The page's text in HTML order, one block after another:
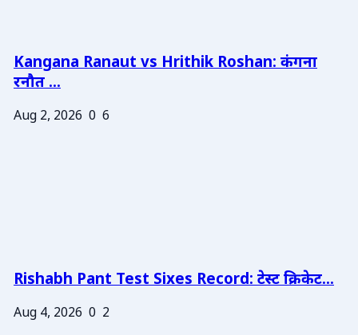
Kangana Ranaut vs Hrithik Roshan: कंगना
रनौत ...
Aug 2, 2026 0 6
Rishabh Pant Test Sixes Record: टेस्ट क्रिकेट...
Aug 4, 2026 0 2